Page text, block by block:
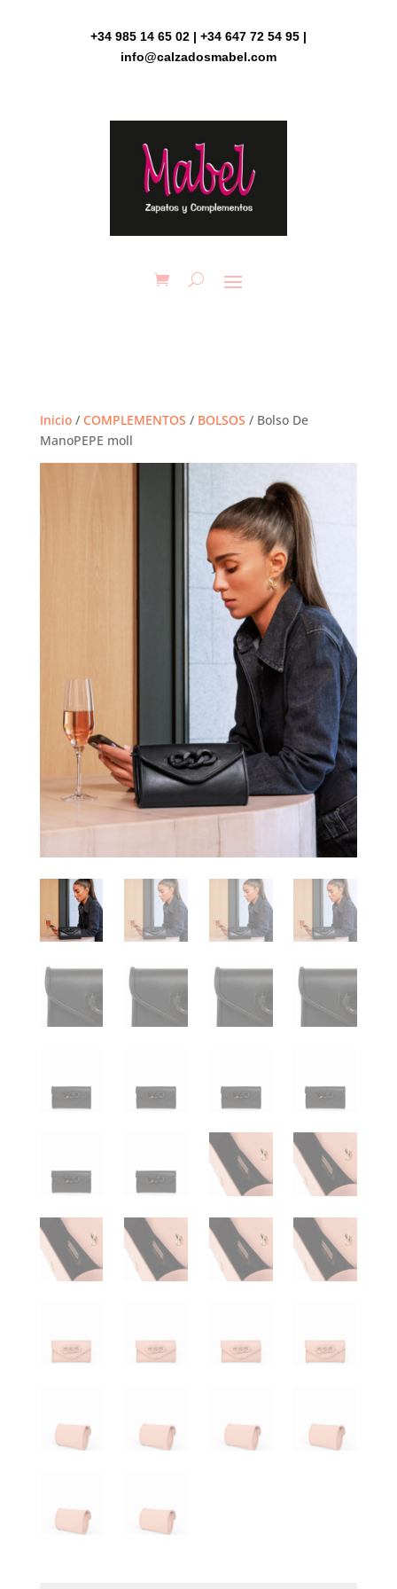
+34 985 14 65 02 | +34 647 72 54 95 |
info@calzadosmabel.com
Inicio/ COMPLEMENTOS / BOLSOS / Bolso De
ManoPEPE moll